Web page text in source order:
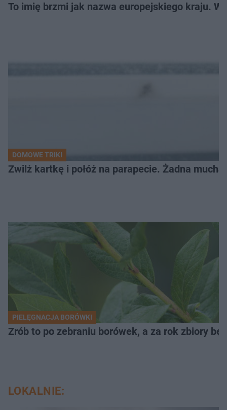
To imię brzmi jak nazwa europejskiego kraju.
DOMOWE TRIKI
Zwilż kartkę i połóż na parapecie. Żadna
PIELĘGNACJA BORÓWKI
Zrób to po zebraniu borówek, a za rok zbiory
LOKALNIE: